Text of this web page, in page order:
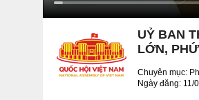
UỶ BAN
LỚN,
Chuyên mục:
Ngày đăng: 11/